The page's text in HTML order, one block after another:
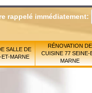
rappelé immédiatement:
SALLE DE
ET-MARNE
RÉNOVATION DE
CUISINE 77 SEINE-
MARNE